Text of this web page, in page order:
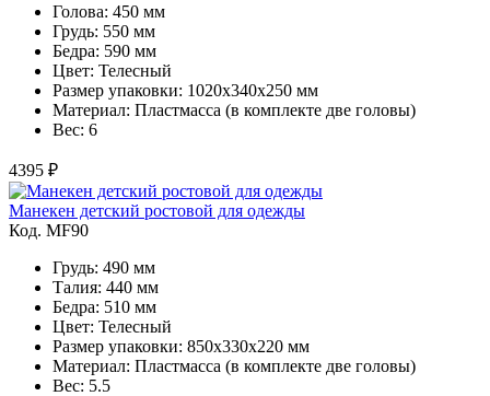
Голова: 450 мм
Грудь: 550 мм
Бедра: 590 мм
Цвет: Телесный
Размер упаковки: 1020x340x250 мм
Материал: Пластмасса (в комплекте две головы)
Вес: 6
4395 ₽
Манекен детский ростовой для одежды
Код. MF90
Грудь: 490 мм
Талия: 440 мм
Бедра: 510 мм
Цвет: Телесный
Размер упаковки: 850х330х220 мм
Материал: Пластмасса (в комплекте две головы)
Вес: 5.5